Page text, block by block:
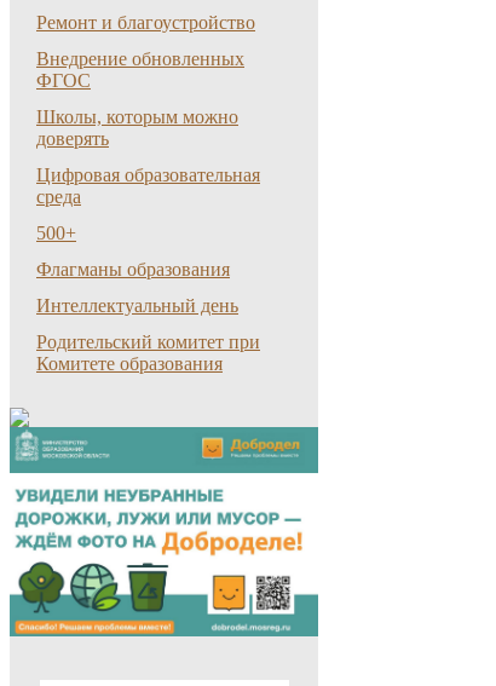
Ремонт и благоустройство
Внедрение обновленных
ФГОС
Школы, которым можно
доверять
Цифровая образовательная
среда
500+
Флагманы образования
Интеллектуальный день
Родительский комитет при
Комитете образования